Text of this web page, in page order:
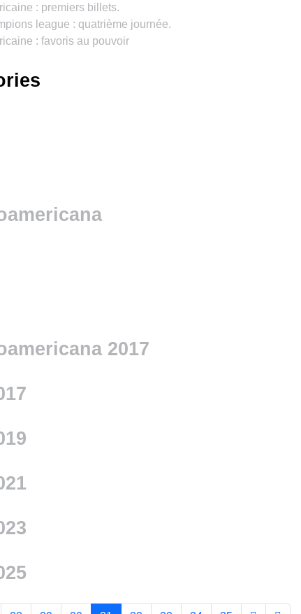
: premiers billets.
league : quatrième journée.
: favoris au pouvoir
2017